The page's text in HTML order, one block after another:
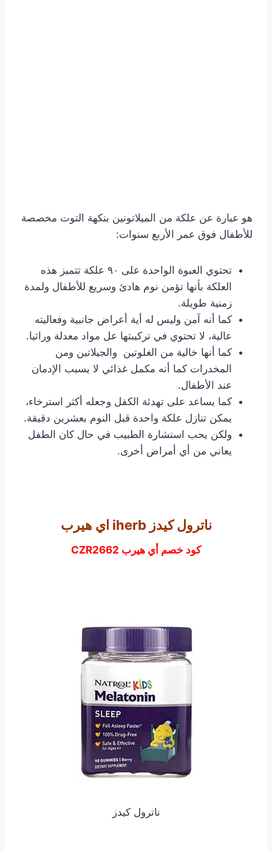
هو عبارة عن علكة من الميلاتونين بنكهة التوت مخصصة
للأطفال فوق عمر الأربع سنوات:
تحتوي العبوة الواحدة على ٩٠ علكة تتميز هذه
العلكة بأنها تؤمن نوم هادئ وسريع للأطفال ولمدة
زمنية طويلة.
كما أنه آمن وليس له أية أعراض جانبية وفعاليته
عالية، لا تحتوي في تركيبتها عل مواد معدلة وراثيا.
كما أنها خالية من الغلوتين والجيلاتين ومن
المخدرات كما أنه مكمل غذائي لا يسبب الإدمان
عند الأطفال.
كما يساعد على تهدئة الكفل وجعله أكثر استرخاء،
يمكن تنازل علكة واحدة قبل النوم بعشرين دقيقة.
ولكن يحب استشارة الطبيب في حال كان الطفل
يعاني من أي أمراض أخرى.
ناترول كيدز iherb اي هيرب
كود خصم أي هيرب CZR2662
ناترول كيدز